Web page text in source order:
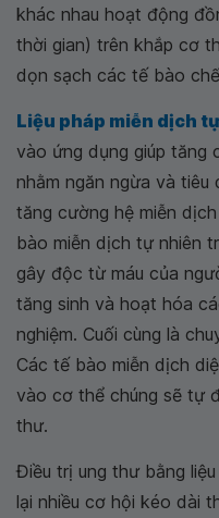
khác nhau hoạt động
thời gian) trên khắp cơ
dọn sạch các tế bào
Liệu pháp miễn dịch
vào ứng dụng giúp tăng
nhằm ngăn ngừa và
tăng cường hệ miễn
bào miễn dịch tự nhiên
gây độc từ máu của
tăng sinh và hoạt hóa
nghiệm. Cuối cùng là
Các tế bào miễn dịch
vào cơ thể chúng sẽ tự
thư.
Điều trị ung thư bằng
lại nhiều cơ hội kéo dài